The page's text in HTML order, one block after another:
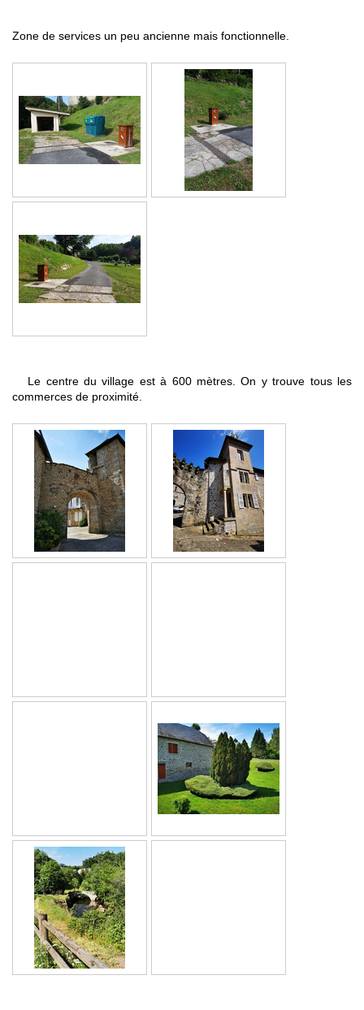
Zone de services un peu ancienne mais fonctionnelle
Le centre du village est à 600 mètres . On y trouve tous les
commerces de proximité.